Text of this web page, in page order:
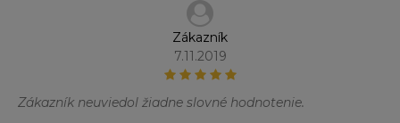
Zákazník
7.11.2019
Zákazník neuviedol žiadne slovné hodnotenie.